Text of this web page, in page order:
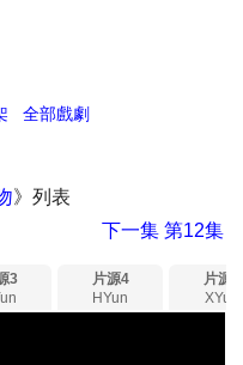
全部戲劇
》列表
下一集第12集
3
片源4
HYun
片源5
XYun